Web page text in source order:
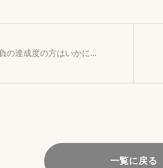
の達成度の方はいかに…
一覧に戻る